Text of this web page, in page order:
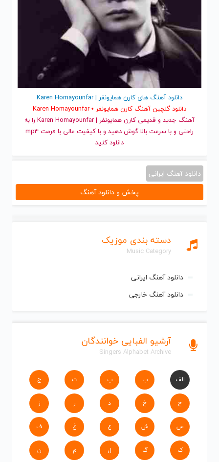
دسته بندی موزیک
Music Category
دانلود آهنگ ایرانی
دانلود آهنگ خارجی
آرشیو الفبایی خوانندگان
Singers Alphabet Archive
الف ب پ ت ج
ح خ د ر ز
س ش ع غ ف
ک گ ل م ن
دانلود آهنگ های کارن همایونفر | Karen Homayounfar
دانلود گلچین آهنگ کارن همایونفر • Karen Homayounfar
آهنگ جدید
و قدیمی کارن همایونفر | Karen Homayounfar را به
راحتی و با سرعت بالا گوش دهید و با کیفیت عالی با فرمت mp3
دانلود کنید
دانلود آهنگ ایرانی
پخش و دانلود آهنگ